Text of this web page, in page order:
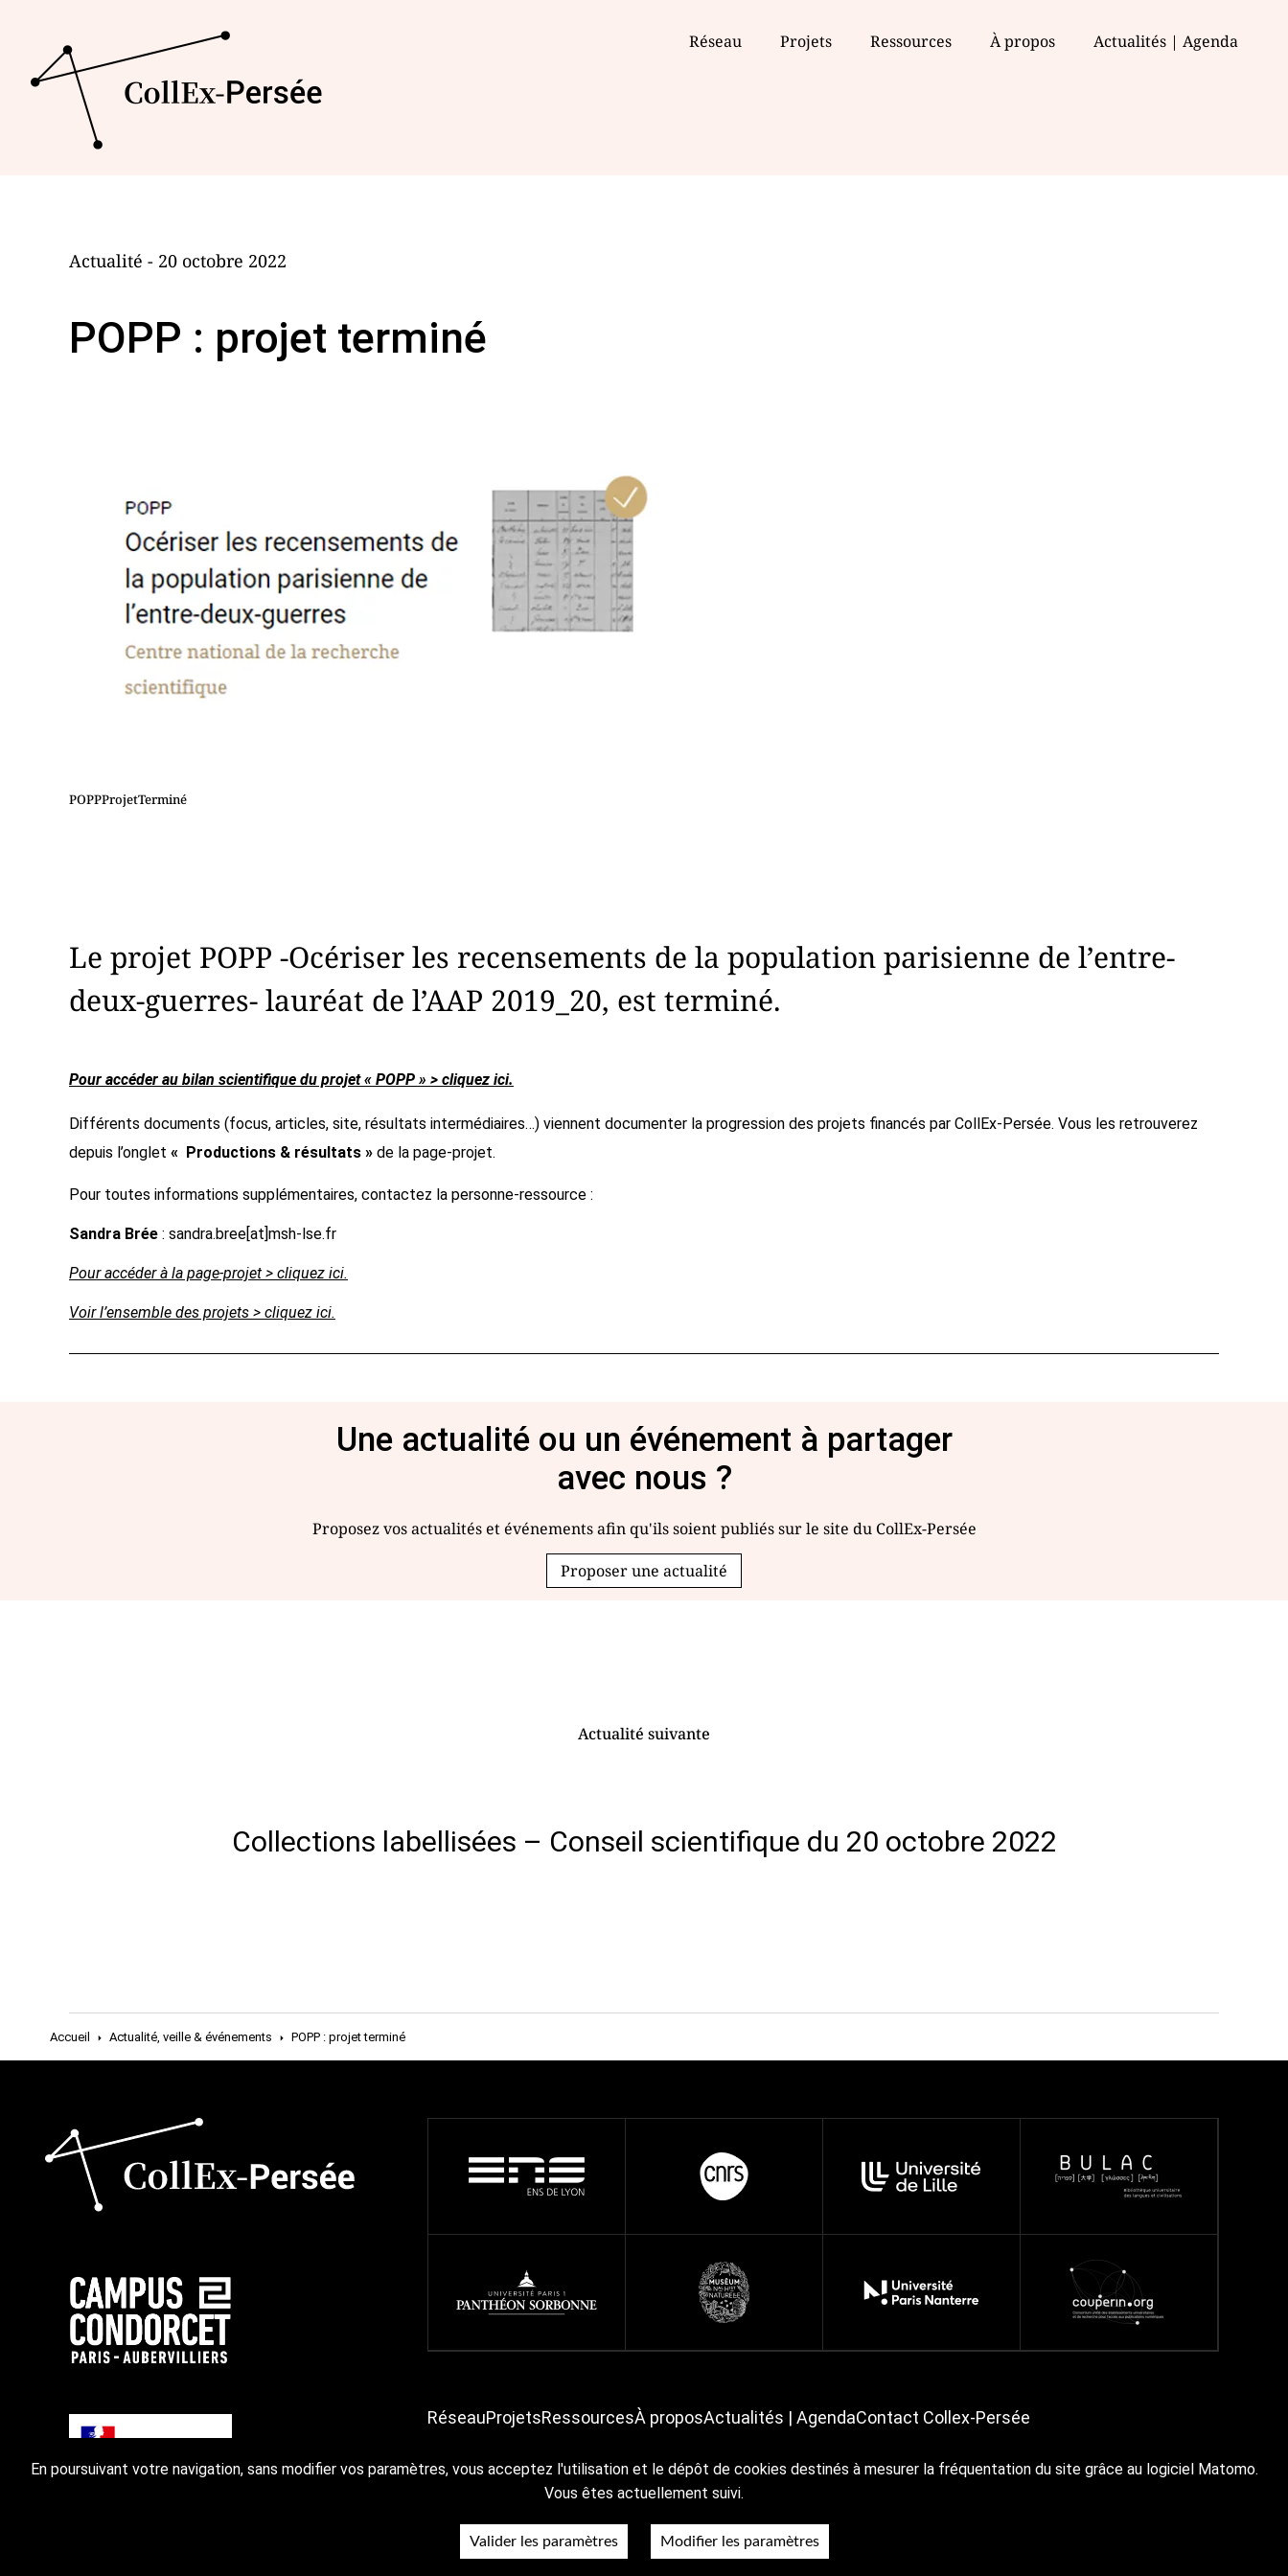
Réseau Projets Ressources À propos Actualités | Agenda
Actualité - 20 octobre 2022
POPP : projet terminé
POPPProjetTerminé
Le projet POPP -Océriser les recensements de la population parisienne de l’entre-
deux-guerres- lauréat de l’AAP 2019_20, est terminé.
Pour accéder au bilan scientifique du projet « POPP » > cliquez ici.
Différents documents (focus, articles, site, résultats intermédiaires…) viennent documenter la progression des projets financés par CollEx-Persée. Vous les retrouverez
depuis l’onglet « Productions & résultats » de la page-projet.
Pour toutes informations supplémentaires, contactez la personne-ressource :
Sandra Brée : sandra.bree[at]msh-lse.fr
Pour accéder à la page-projet > cliquez ici.
Voir l’ensemble des projets > cliquez ici.
Une actualité ou un événement à partager
avec nous ?
Proposez vos actualités et événements afin qu'ils soient publiés sur le site du CollEx-Persée
Proposer une actualité
Actualité suivante
Collections labellisées – Conseil scientifique du 20 octobre 2022
Accueil Actualité, veille & événements POPP : projet terminé
RéseauProjetsRessourcesÀ proposActualités | AgendaContact Collex-Persée
Crédits & mentions légalesAccessibilitéRGPDPlan du site
En poursuivant votre navigation, sans modifier vos paramètres, vous acceptez l'utilisation et le dépôt de cookies destinés à mesurer la fréquentation du site grâce au logiciel Matomo.
Vous êtes actuellement suivi.
Valider les paramètres Modifier les paramètres